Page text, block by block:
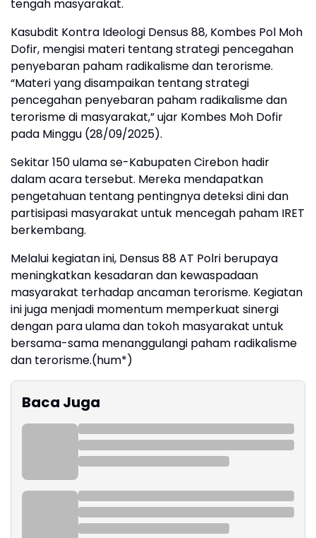
tengah masyarakat.
Kasubdit Kontra Ideologi Densus 88, Kombes Pol Moh
Dofir, mengisi materi tentang strategi pencegahan
penyebaran paham radikalisme dan terorisme.
“Materi yang disampaikan tentang strategi
pencegahan penyebaran paham radikalisme dan
terorisme di masyarakat,” ujar Kombes Moh Dofir
pada Minggu (28/09/2025).
Sekitar 150 ulama se-Kabupaten Cirebon hadir
dalam acara tersebut. Mereka mendapatkan
pengetahuan tentang pentingnya deteksi dini dan
partisipasi masyarakat untuk mencegah paham IRET
berkembang.
Melalui kegiatan ini, Densus 88 AT Polri berupaya
meningkatkan kesadaran dan kewaspadaan
masyarakat terhadap ancaman terorisme. Kegiatan
ini juga menjadi momentum memperkuat sinergi
dengan para ulama dan tokoh masyarakat untuk
bersama-sama menanggulangi paham radikalisme
dan terorisme.(hum*)
Baca Juga